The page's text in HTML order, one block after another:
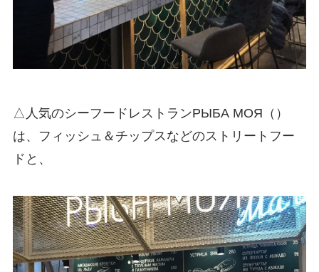
△人気のシーフードレストランРЫБА МОЯ（）
は、フィッシュ＆チップスなどのストリートフー
ドと、